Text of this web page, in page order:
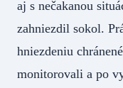
aj s nečakanou
zahniezdil sokol.
hniezdeniu
monitorovali a po